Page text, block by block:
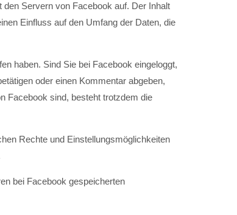
Servern von Facebook auf. Der Inhalt
Einfluss auf den Umfang der Daten, die
haben. Sind Sie bei Facebook eingeloggt,
oder einen Kommentar abgeben,
Facebook sind, besteht trotzdem die
Rechte und Einstellungsmöglichkeiten
bei Facebook gespeicherten